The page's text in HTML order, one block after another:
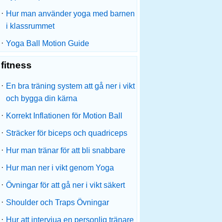
· Hur man använder yoga med barnen
i klassrummet
· Yoga Ball Motion Guide
fitness
· En bra träning system att gå ner i vikt
och bygga din kärna
· Korrekt Inflationen för Motion Ball
· Sträcker för biceps och quadriceps
· Hur man tränar för att bli snabbare
· Hur man ner i vikt genom Yoga
· Övningar för att gå ner i vikt säkert
· Shoulder och Traps Övningar
· Hur att intervjua en personlig tränare